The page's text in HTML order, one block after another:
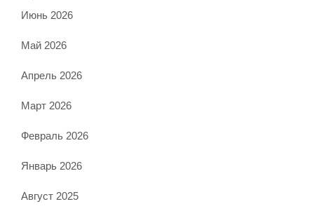
Июнь 2026
Май 2026
Апрель 2026
Март 2026
Февраль 2026
Январь 2026
Август 2025